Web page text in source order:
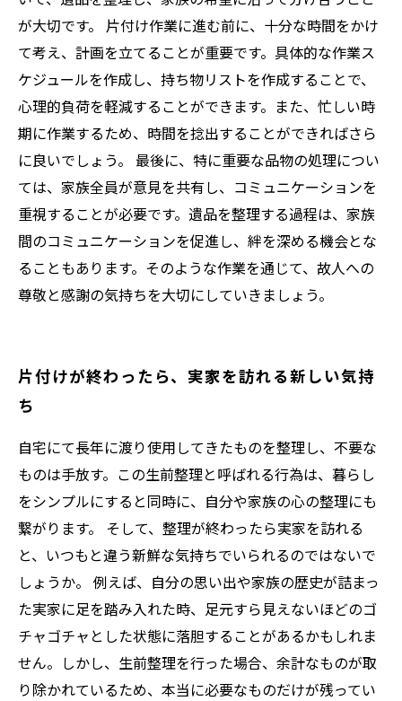
が大切です。 片付け作業に進む前に、十分な時間をかけ
て考え、計画を立てることが重要です。具体的な作業ス
ケジュールを作成し、持ち物リストを作成することで、
心理的負荷を軽減することができます。また、忙しい時
期に作業するため、時間を捻出することができればさら
に良いでしょう。 最後に、特に重要な品物の処理につい
ては、家族全員が意見を共有し、コミュニケーションを
重視することが必要です。遺品を整理する過程は、家族
間のコミュニケーションを促進し、絆を深める機会とな
ることもあります。そのような作業を通じて、故人への
尊敬と感謝の気持ちを大切にしていきましょう。
片付けが終わったら、実家を訪れる新しい気持
ち
自宅にて長年に渡り使用してきたものを整理し、不要な
ものは手放す。この生前整理と呼ばれる行為は、暮らし
をシンプルにすると同時に、自分や家族の心の整理にも
繋がります。 そして、整理が終わったら実家を訪れる
と、いつもと違う新鮮な気持ちでいられるのではないで
しょうか。 例えば、自分の思い出や家族の歴史が詰まっ
た実家に足を踏み入れた時、足元すら見えないほどのゴ
チャゴチャとした状態に落胆することがあるかもしれま
せん。しかし、生前整理を行った場合、余計なものが取
り除かれているため、本当に必要なものだけが残ってい